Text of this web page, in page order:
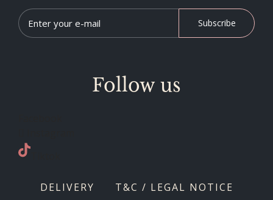
Subscribe
Follow us
DELIVERY
T&C / LEGAL NOTICE